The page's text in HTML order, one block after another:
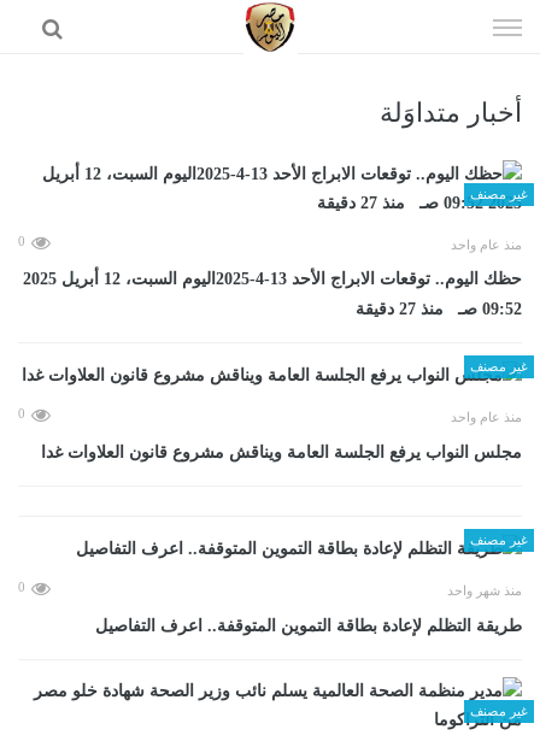
الى
أخبار متداوَلة
غير مصنف
منذ عام واحد 0
حظك اليوم.. توقعات الابراج الأحد 13-4-2025اليوم السبت، 12 أبريل 2025
09:52 صـ منذ 27 دقيقة
غير مصنف
منذ عام واحد 0
مجلس النواب يرفع الجلسة العامة ويناقش مشروع قانون العلاوات غدا
غير مصنف
منذ شهر واحد 0
طريقة التظلم لإعادة بطاقة التموين المتوقفة.. اعرف التفاصيل
غير مصنف